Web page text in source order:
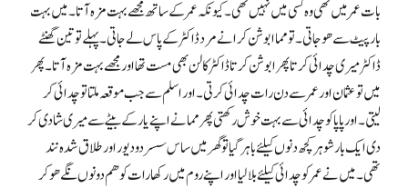
بات عمر میں تھی وہ کسی میں نہیں تھی۔ کیونکہ عمر کے ساتھ مجھے بہت مزہ آتا۔ میں بہت
بار پیٹ سے ھو جاتی۔ تو مما ابوشن کرانے مرد ڈاکٹر کے پاس لے جاتی۔ پہلے تو تین گھنٹے
ڈاکٹر میری چدائی کرتا پھر ابوشن کرتا ڈاکٹر کا لن بھی مست تھا اور مجھے بہت مزہ آتا۔ پھر
میں تو عثمان اور عمر سے دن رات چدائی کرتی۔ اور اسلم سے جب موقعہ ملتا تو چدائی کر
لیتی۔ اور پاپا کو چدائی سے بہت خوش رکھتی پھر مما نے اپنے یار کے بیٹے سے میری شادی کر
دی ایک بار شوہر کچھ دنوں کیلئے باہر گیا تو گھر میں ساس سسر دو دیور اور طلاق شدہ نند
تھی۔ میں نے عمر کو چدائی کیلئے بلا لیا اور اپنے روم میں رکھا رات کو ھم دونوں نگے ھوکر